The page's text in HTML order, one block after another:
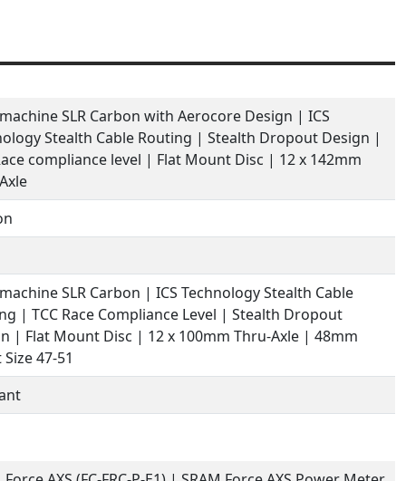
SLR Carbon with Aerocore Design | ICS
Stealth Cable Routing | Stealth Dropout Design |
compliance level | Flat Mount Disc | 12 x 142mm
SLR Carbon | ICS Technology Stealth Cable
| TCC Race Compliance Level | Stealth Dropout
| Flat Mount Disc | 12 x 100mm Thru-Axle | 48mm
47-51